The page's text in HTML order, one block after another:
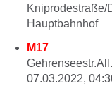
Kniprodestraße/
Hauptbahnhof
M17
07.03.2022,